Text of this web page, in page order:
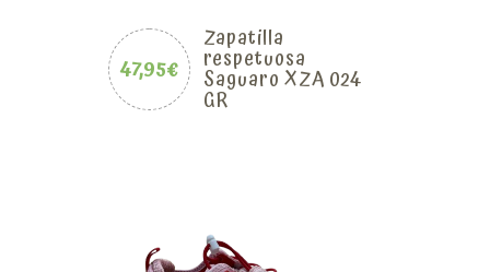
47,95€
Zapatilla
respetuosa
Saguaro XZA 024
GR